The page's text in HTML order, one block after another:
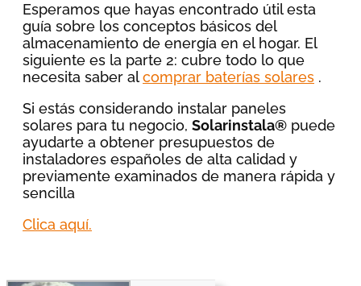
Esperamos que hayas encontrado útil esta
guía sobre los conceptos básicos del
almacenamiento de energía en el hogar. El
siguiente es la parte 2: cubre todo lo que
necesita saber alcomprar baterías solares .
Si estás considerando instalar paneles
solares para tu negocio, Solarinstala® puede
ayudarte a obtener presupuestos de
instaladores españoles de alta calidad y
previamente examinados de manera rápida y
sencilla
Clica aquí.